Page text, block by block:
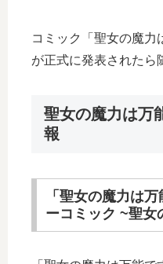
コミック「聖女の魔力
が正式に発表されたら
聖女の魔力は万
報
「聖女の魔力は
ーコミック ~聖女